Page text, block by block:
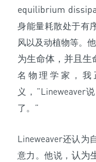
equilibrium
身能量耗散处于有
风以及动植物等。他
为生命体，并且生
名物理学家，我
义，”Lineweaver
了。”
Lineweaver还认为
意力。他说， 认为